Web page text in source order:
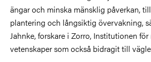
ängar och minska mänsklig påverkan,
plantering och långsiktig övervakning,
Jahnke, forskare i Zorro, Institutionen för
vetenskaper som också bidragit till